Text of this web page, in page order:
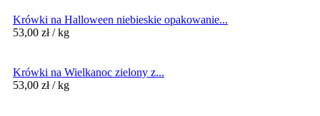
Krówki na Halloween niebieskie opakowanie...
53,00 zł / kg
Krówki na Wielkanoc zielony z...
53,00 zł / kg